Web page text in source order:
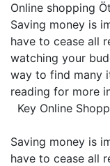
Online shopping
Saving money is
have to cease all
watching your
way to find many
reading for more
Key Online
Saving money is
have to cease all